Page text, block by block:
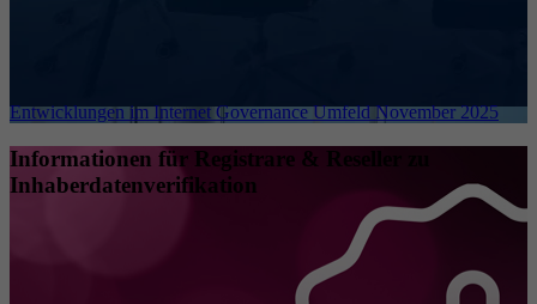
Entwicklungen im Internet Governance Umfeld November 2025
Informationen für Registrare & Reseller zu
Inhaberdatenverifikation